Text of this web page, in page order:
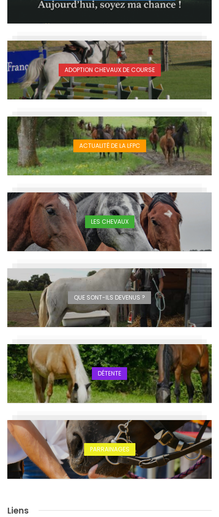
ADOPTION CHEVAUX DE COURSE
ACTUALITÉ DE LA LFPC
LES CHEVAUX
QUE SONT-ILS DEVENUS ?
DÉTENTE
PARRAINAGES
Liens